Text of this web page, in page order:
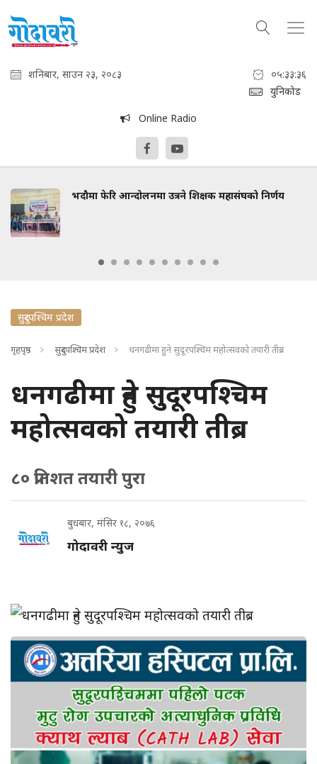
शनिबार, साउन २३, २०८३
०५:३३:३७
युनिकोड
Online Radio
भदौमा फेरि आन्दोलनमा उत्रने शिक्षक महासंघको निर्णय
सुदुरपश्चिम प्रदेश
गृहपृष्ठ सुदुरपश्चिम प्रदेश धनगढीमा हुने सुदूरपश्चिम महोत्सवको तयारी तीब्र
धनगढीमा हुने सुदूरपश्चिम
महोत्सवको तयारी तीब्र
८० प्रतिशत तयारी पुरा
बुधबार, मंसिर १८, २०७६
गोदावरी न्युज